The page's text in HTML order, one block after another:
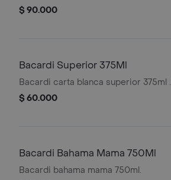
$ 90.000
Bacardi Superior 375Ml
Bacardi carta blanca superior 375ml .
$ 60.000
Bacardi Bahama Mama 750Ml
Bacardi bahama mama 750ml.